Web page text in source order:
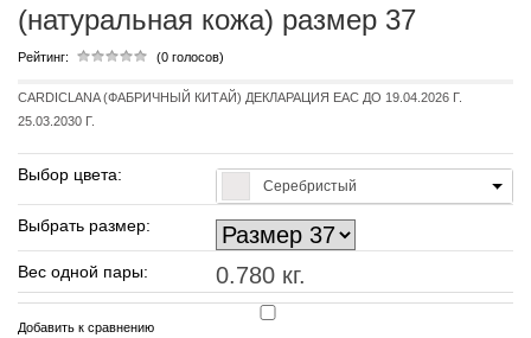
(натуральная кожа) размер 37
Рейтинг: (0 голосов)
CARDICLANA (ФАБРИЧНЫЙ КИТАЙ) ДЕКЛАРАЦИЯ EAC ДО 19.04.2026 Г.
25.03.2030 Г.
Выбор цвета:
Серебристый
Выбрать размер:
Вес одной пары: 0.780 кг.
Добавить к сравнению